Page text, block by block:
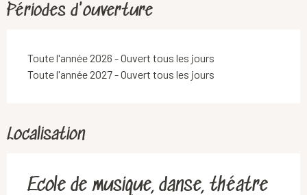
Périodes d'ouverture
Toute l'année 2026 - Ouvert tous les jours
Toute l'année 2027 - Ouvert tous les jours
Localisation
Ecole de musique, danse, théatre